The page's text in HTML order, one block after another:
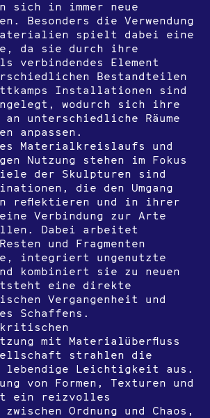
sich in immer neue
Besonders die Verwendung
spielt dabei eine
da sie durch ihre
verbindendes Element
Bestandteilen
Installationen sind
wodurch sich ihre
unterschiedliche Räume
anpassen.
Materialkreislaufs und
Nutzung stehen im Fokus
der Skulpturen sind
die den Umgang
reflektieren und in ihrer
Verbindung zur Arte
Dabei arbeitet
und Fragmenten
integriert ungenutzte
kombiniert sie zu neuen
eine direkte
Vergangenheit und
Schaffens.
mit Materialüberfluss
strahlen die
lebendige Leichtigkeit aus.
von Formen, Texturen und
ein reizvolles
Ordnung und Chaos,